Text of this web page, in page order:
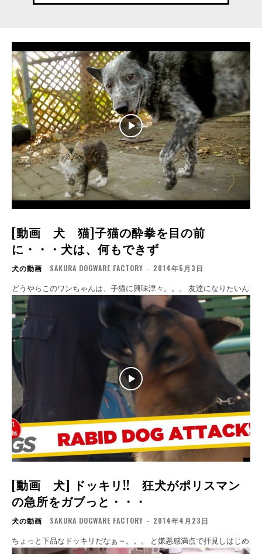
[動画 犬 猫]子猫の酔拳を目の前
に・・・犬は、何もできず
犬の動画 SAKURA DOGWARE FACTORY - 2014年5月3日
[動画 犬] ドッキリ!! 狂犬がポリスマン
の急所をガブっと・・・
犬の動画 SAKURA DOGWARE FACTORY - 2014年4月23日